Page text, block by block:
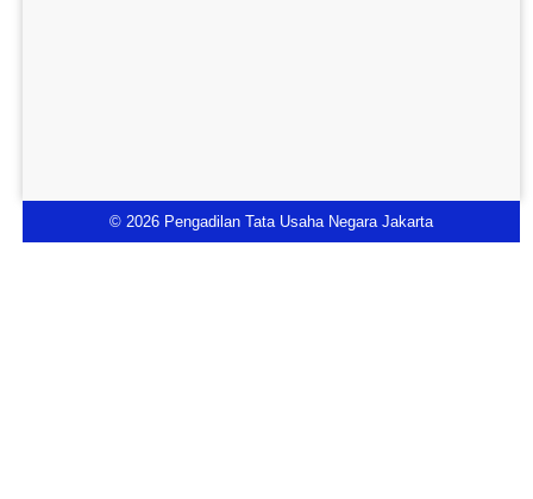
© 2026 Pengadilan Tata Usaha Negara Jakarta